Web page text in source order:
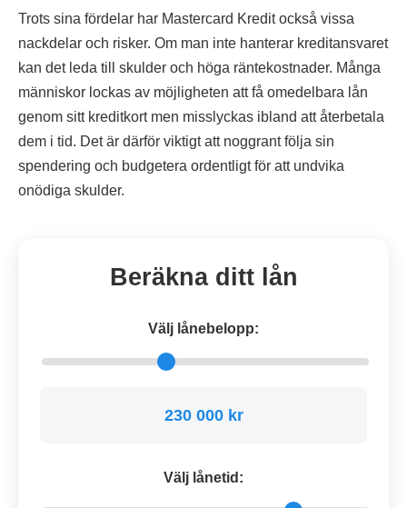
Trots sina fördelar har Mastercard Kredit också vissa
nackdelar och risker. Om man inte hanterar kreditansvaret
kan det leda till skulder och höga räntekostnader. Många
människor lockas av möjligheten att få omedelbara lån
genom sitt kreditkort men misslyckas ibland att återbetala
dem i tid. Det är därför viktigt att noggrant följa sin
spendering och budgetera ordentligt för att undvika
onödiga skulder.
Beräkna ditt lån
Välj lånebelopp:
230 000 kr
Välj lånetid: